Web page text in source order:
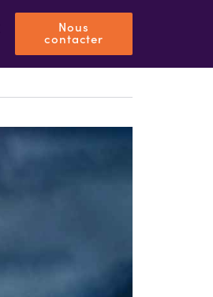
Nous
contacter